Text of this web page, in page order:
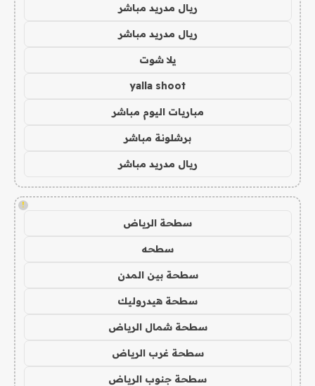
ريال مدريد مباشر
ريال مدريد مباشر
يلا شوت
yalla shoot
مباريات اليوم مباشر
برشلونة مباشر
ريال مدريد مباشر
!
سطحة الرياض
سطحه
سطحة بين المدن
سطحة هيدروليك
سطحة شمال الرياض
سطحة غرب الرياض
سطحة جنوب الرياض